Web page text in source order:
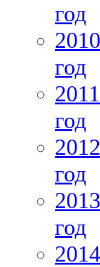
год
год
год
год
год